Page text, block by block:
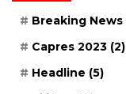
Breaking News
Capres 2023 (2)
Headline (5)